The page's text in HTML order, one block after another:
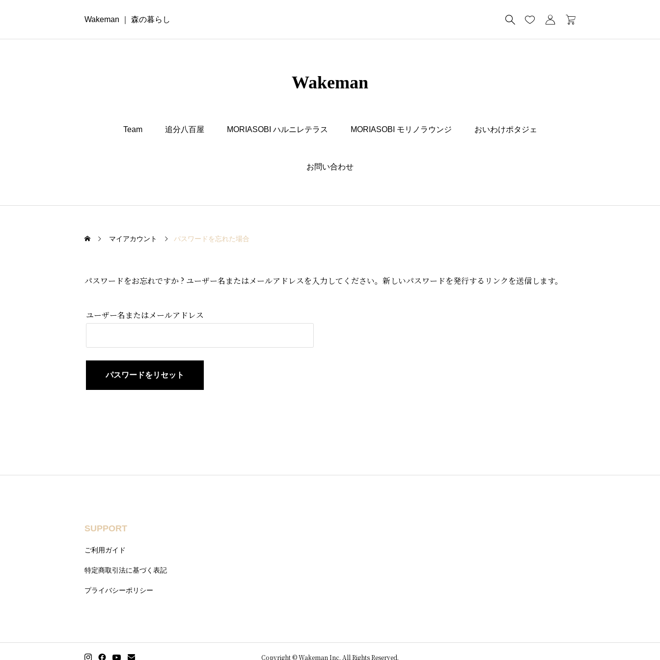
Wakeman ｜ 森の暮らし
Wakeman
Team 追分八百屋 MORIASOBI ハルニレテラス MORIASOBI モリノラウンジ おいわけポタジェ
お問い合わせ
マイアカウント パスワードを忘れた場合
パスワードをお忘れですか ? ユーザー名またはメールアドレスを入力してください。新しいパスワードを発行するリンクを送信します。
ユーザー名またはメールアドレス
パスワードをリセット
SUPPORT
ご利用ガイド
特定商取引法に基づく表記
プライバシーポリシー
Copyright © Wakeman Inc. All Rights Reserved.